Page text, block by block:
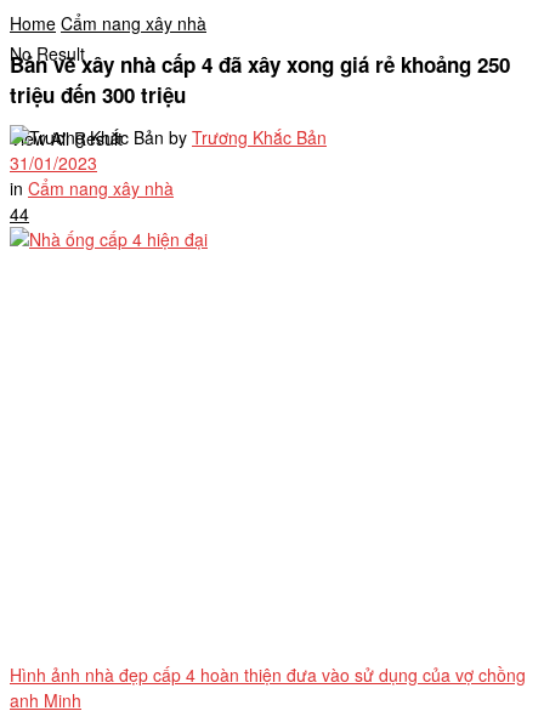
No Result
View All Result
Home Cẩm nang xây nhà
Bản vẽ xây nhà cấp 4 đã xây xong giá rẻ khoảng 250
triệu đến 300 triệu
by Trương Khắc Bản
31/01/2023
in Cẩm nang xây nhà
44
Hình ảnh nhà đẹp cấp 4 hoàn thiện đưa vào sử dụng của vợ chồng
anh Minh